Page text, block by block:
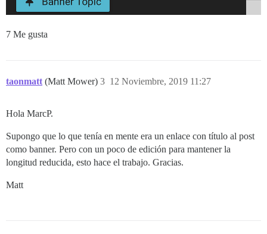
7 Me gusta
taonmatt (Matt Mower) 12 Noviembre, 2019 11:27
3
Hola MarcP.
Supongo que lo que tenía en mente era un enlace con título al post
como banner. Pero con un poco de edición para mantener la
longitud reducida, esto hace el trabajo. Gracias.
Matt